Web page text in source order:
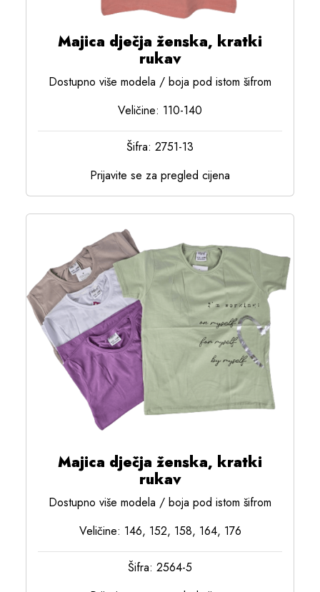
Majica dječja ženska, kratki
rukav
Dostupno više modela / boja pod istom šifrom
Veličine: 110-140
Šifra: 2751-13
Prijavite se za pregled cijena
Majica dječja ženska, kratki
rukav
Dostupno više modela / boja pod istom šifrom
Veličine: 146, 152, 158, 164, 176
Šifra: 2564-5